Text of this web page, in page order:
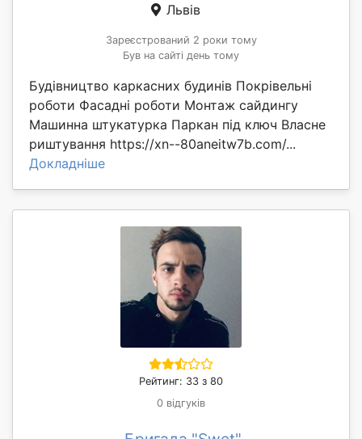
Львів
Зареєстрований 2 роки тому
Був на сайті день тому
Будівництво каркасних будинів Покрівельні
роботи Фасадні роботи Монтаж сайдингу
Машинна штукатурка Паркан під ключ Власне
риштування https://xn--80aneitw7b.com/...
Докладніше
Рейтинг: 33 з 80
0 відгуків